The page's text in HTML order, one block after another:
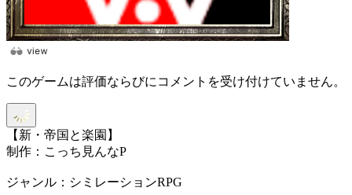
このゲームは評価ならびにコメントを受け付けていません。
【新・帝国と楽園】
制作：こっち見んなP
ジャンル：シミレーションRPG